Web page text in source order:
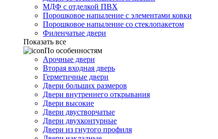
МДФ с отделкой ПВХ
Порошковое напыление с элементами ковки
Порошковое напыление со стеклопакетом
Филенчатые двери
Показать все
По особенностям
Арочные двери
Вторая входная дверь
Герметичные двери
Двери больших размеров
Двери внутреннего открывания
Двери высокие
Двери двустворчатые
Двери двухконтурные
Двери из гнутого профиля